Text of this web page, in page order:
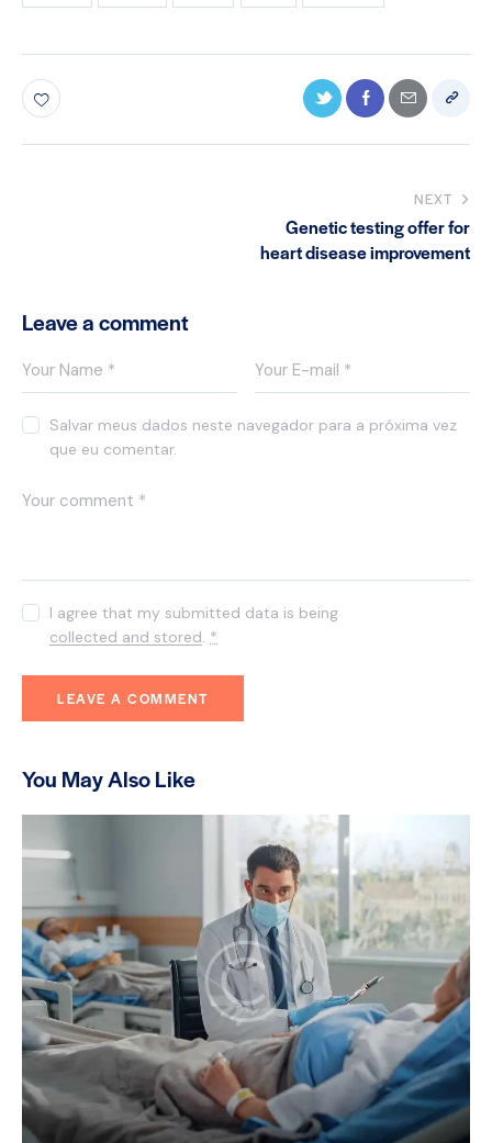
NEXT
Genetic testing offer for
heart disease improvement
Leave a comment
Salvar meus dados neste navegador para a próxima vez
que eu comentar.
I agree that my submitted data is being
collected and stored. *
You May Also Like